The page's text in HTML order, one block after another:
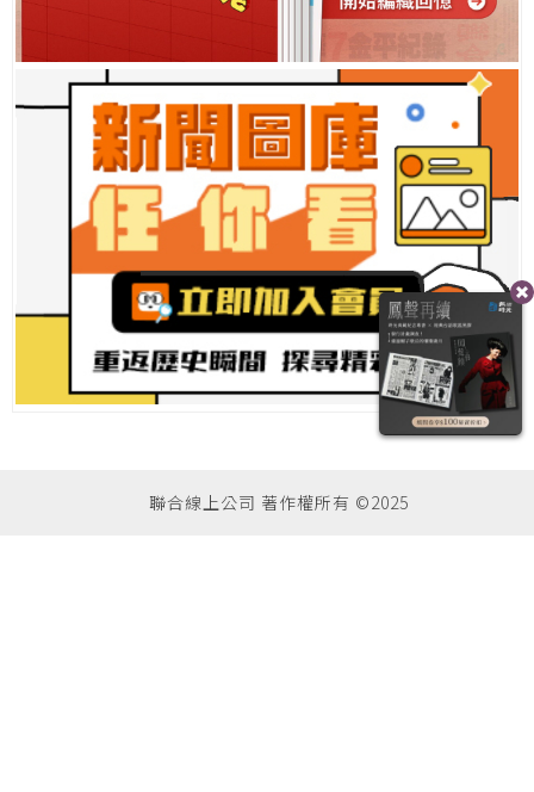
聯合線上公司 著作權所有 ©2025